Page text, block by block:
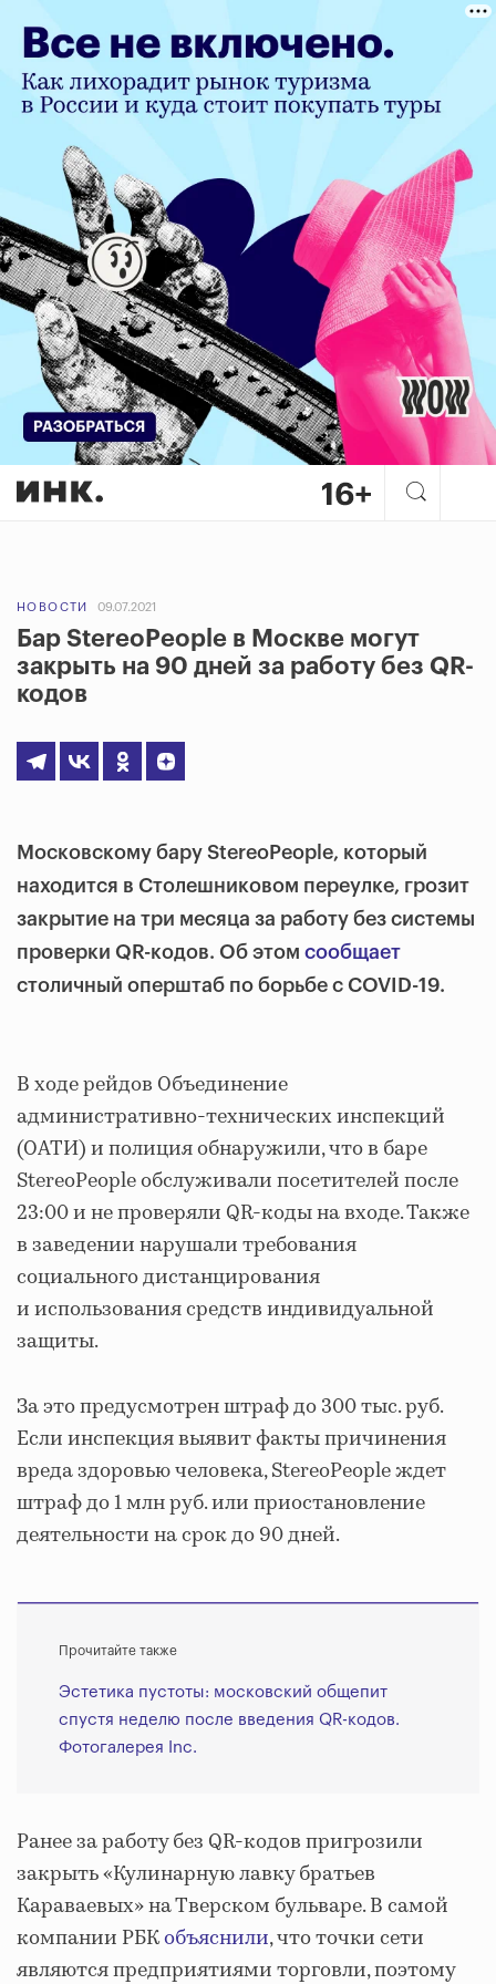
НОВОСТИ 09.07.2021
Бар StereoPeople в Москве могут
закрыть на 90 дней за работу без QR-
кодов
Московскому бару StereoPeople, который
находится в Столешниковом переулке, грозит
закрытие на три месяца за работу без системы
проверки QR-кодов. Об этом сообщает
столичный оперштаб по борьбе с COVID-19.
В ходе рейдов Объединение
административно-технических инспекций
(ОАТИ) и полиция обнаружили, что в баре
StereoPeople обслуживали посетителей после
23:00 и не проверяли QR-коды на входе. Также
в заведении нарушали требования
социального дистанцирования
и использования средств индивидуальной
защиты.
За это предусмотрен штраф до 300 тыс. руб.
Если инспекция выявит факты причинения
вреда здоровью человека, StereoPeople ждет
штраф до 1 млн руб. или приостановление
деятельности на срок до 90 дней.
Прочитайте также
Эстетика пустоты: московский общепит
спустя неделю после введения QR-кодов.
Фотогалерея Inc.
Ранее за работу без QR-кодов пригрозили
закрыть «Кулинарную лавку братьев
Караваевых» на Тверском бульваре. В самой
компании РБКобъяснили, что точки сети
являются предприятиями торговли, поэтому